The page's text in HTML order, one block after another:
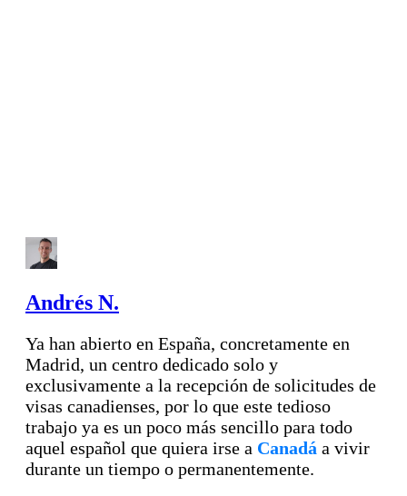
Andrés N.
Ya han abierto en España, concretamente en
Madrid, un centro dedicado solo y
exclusivamente a la recepción de solicitudes de
visas canadienses, por lo que este tedioso
trabajo ya es un poco más sencillo para todo
aquel español que quiera irse a Canadá a vivir
durante un tiempo o permanentemente.